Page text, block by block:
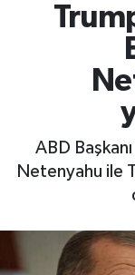
ABD
Netenyahu ile